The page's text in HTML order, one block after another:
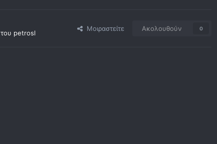
petrosl
Μοιραστείτε Ακολουθούν 0